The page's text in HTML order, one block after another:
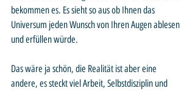
bekommen es. Es sieht so aus ob Ihnen das
Universum jeden Wunsch von Ihren Augen ablesen
und erfüllen würde.
Das wäre ja schön, die Realität ist aber eine
andere, es steckt viel Arbeit, Selbstdisziplin und